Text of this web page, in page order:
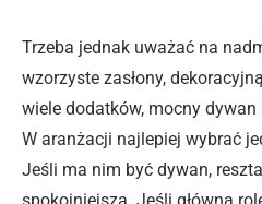
Trzeba jednak uważać na
wzorzyste zasłony,
wiele dodatków, mocny
W aranżacji najlepiej wybrać
Jeśli ma nim być dywan,